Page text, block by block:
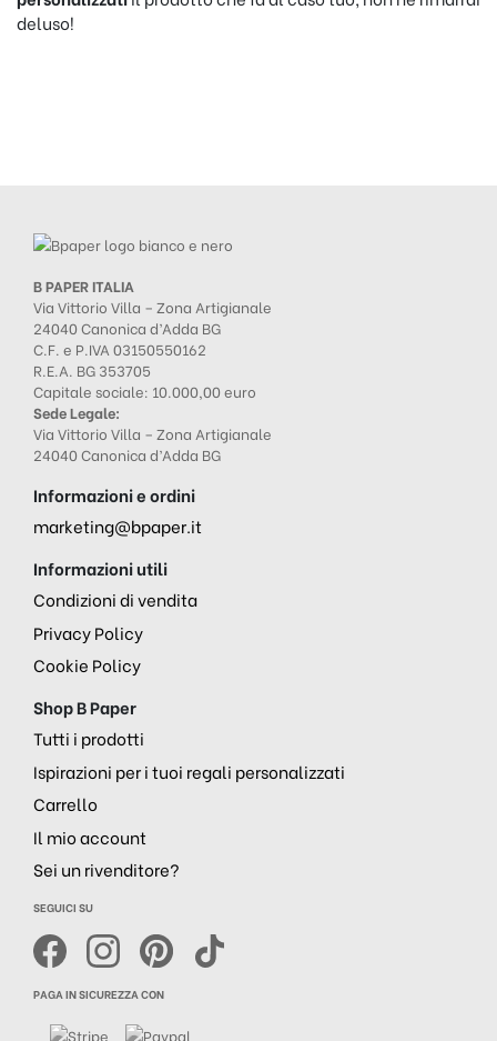
deluso!
B PAPER ITALIA
Via Vittorio Villa – Zona Artigianale
24040 Canonica d’Adda BG
C.F. e P.IVA 03150550162
R.E.A. BG 353705
Capitale sociale: 10.000,00 euro
Sede Legale:
Via Vittorio Villa – Zona Artigianale
24040 Canonica d’Adda BG
Informazioni e ordini
marketing@bpaper.it
Informazioni utili
Condizioni di vendita
Privacy Policy
Cookie Policy
Shop B Paper
Tutti i prodotti
Ispirazioni per i tuoi regali personalizzati
Carrello
Il mio account
Sei un rivenditore?
SEGUICI SU
PAGA IN SICUREZZA CON